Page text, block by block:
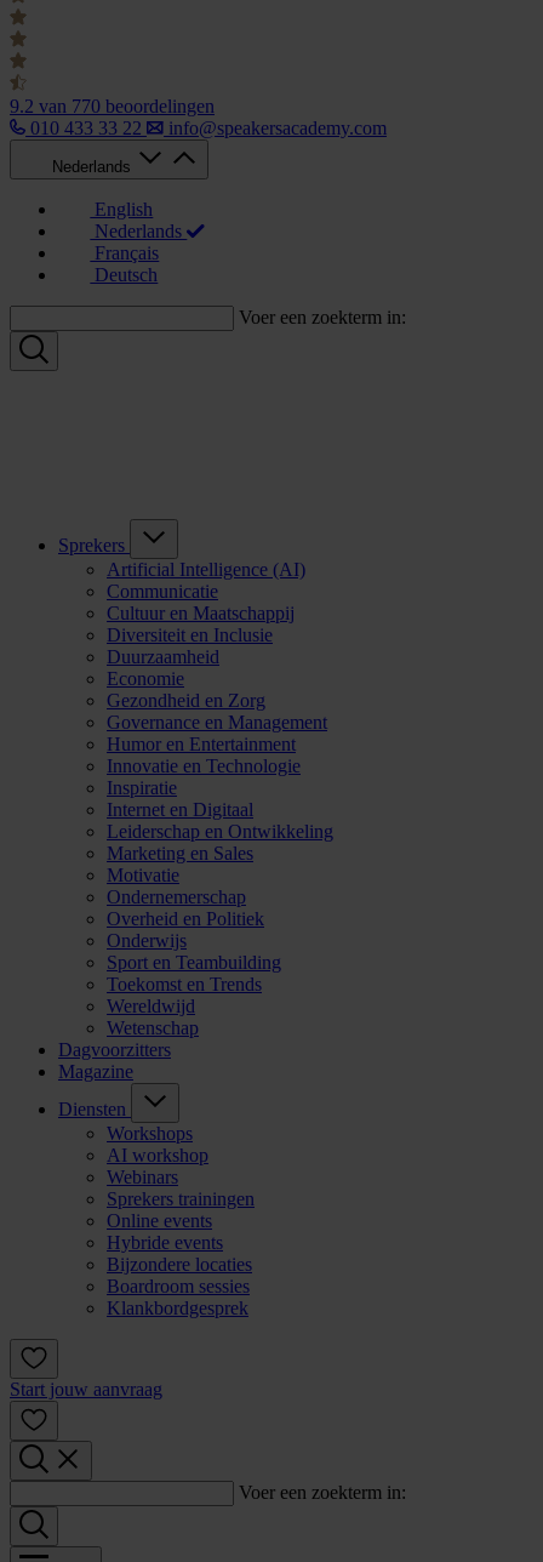
9.2 van 770 beoordelingen
010 433 33 22
info@speakersacademy.com
Nederlands
English
Nederlands
Français
Deutsch
Voer een zoekterm in:
Sprekers
Artificial Intelligence (AI)
Communicatie
Cultuur en Maatschappij
Diversiteit en Inclusie
Duurzaamheid
Economie
Gezondheid en Zorg
Governance en Management
Humor en Entertainment
Innovatie en Technologie
Inspiratie
Internet en Digitaal
Leiderschap en Ontwikkeling
Marketing en Sales
Motivatie
Ondernemerschap
Overheid en Politiek
Onderwijs
Sport en Teambuilding
Toekomst en Trends
Wereldwijd
Wetenschap
Dagvoorzitters
Magazine
Diensten
Workshops
AI workshop
Webinars
Sprekers trainingen
Online events
Hybride events
Bijzondere locaties
Boardroom sessies
Klankbordgesprek
Start jouw aanvraag
Voer een zoekterm in: